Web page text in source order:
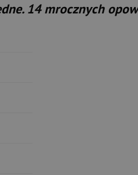
14 mrocznych